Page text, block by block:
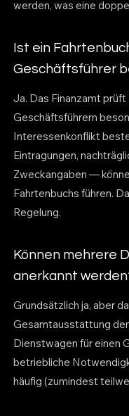
werden, was eine
Ist ein
Geschäftsführer
Ja. Das Finanzamt
Geschäftsführern
Interessenkonflikt
Eintragungen,
Zweckangaben —
Fahrtenbuchs führen.
Regelung.
Können mehrere
anerkannt
Grundsätzlich ja, aber
Gesamtausstattung
Dienstwagen für einen
betriebliche
häufig (zumindest